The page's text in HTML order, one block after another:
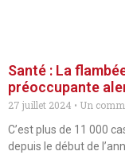
Santé : La
préoccupante
27 juillet 2024
Un
C’est plus de 11 000
depuis le début de